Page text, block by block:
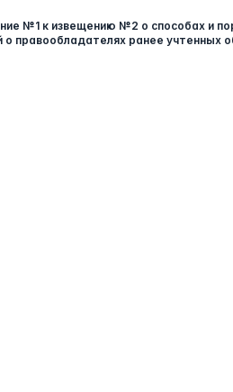
№1 к извещению №2 о способах и
о правообладателях ранее учтенных